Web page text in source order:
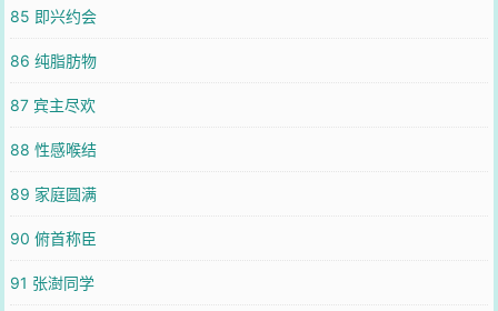
85 即兴约会
86 纯脂肪物
87 宾主尽欢
88 性感喉结
89 家庭圆满
90 俯首称臣
91 张澍同学